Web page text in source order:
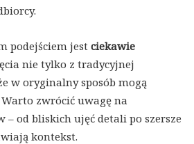
podejściem jest ciekawie
nie tylko z tradycyjnej
w oryginalny sposób mogą
zwrócić uwagę na
– od bliskich ujęć detali po szersze
kontekst.